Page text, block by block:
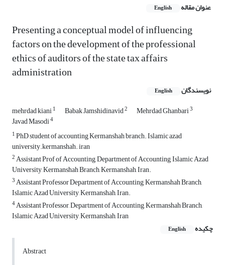
عنوان مقاله English
Presenting a conceptual model of influencing
factors on the development of the professional
ethics of auditors of the state tax affairs
administration
نویسندگان English
mehrdad kiani1 Babak Jamshidinavid2 Mehrdad Ghanbari3
Javad Masodi4
1PhD student of accounting Kermanshah branch. Islamic azad
university.kermanshah. iran
2Assistant Prof of Accounting, Department of Accounting, Islamic Azad
University, Kermanshah Branch, Kermanshah, Iran.
3Assistant Professor Department of Accounting, Kermanshah Branch,
Islamic Azad University, Kermanshah, Iran.
4Assistant Professor, Department of Accounting, Kermanshah Branch,
Islamic Azad University, Kermanshah, Iran
چکیده
English
Abstract